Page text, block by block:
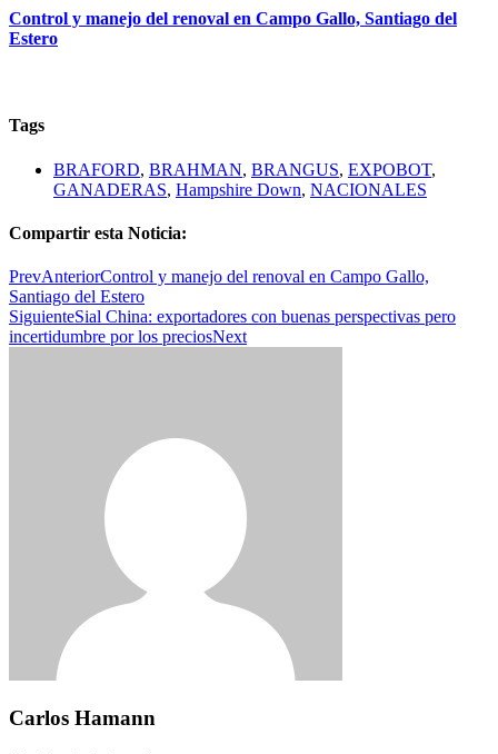
Control y manejo del renoval en Campo Gallo, Santiago del
Estero
Tags
BRAFORD, BRAHMAN, BRANGUS, EXPOBOT,
GANADERAS, Hampshire Down, NACIONALES
Compartir esta Noticia:
PrevAnteriorControl y manejo del renoval en Campo Gallo,
Santiago del Estero
SiguienteSial China: exportadores con buenas perspectivas pero
incertidumbre por los preciosNext
Carlos Hamann